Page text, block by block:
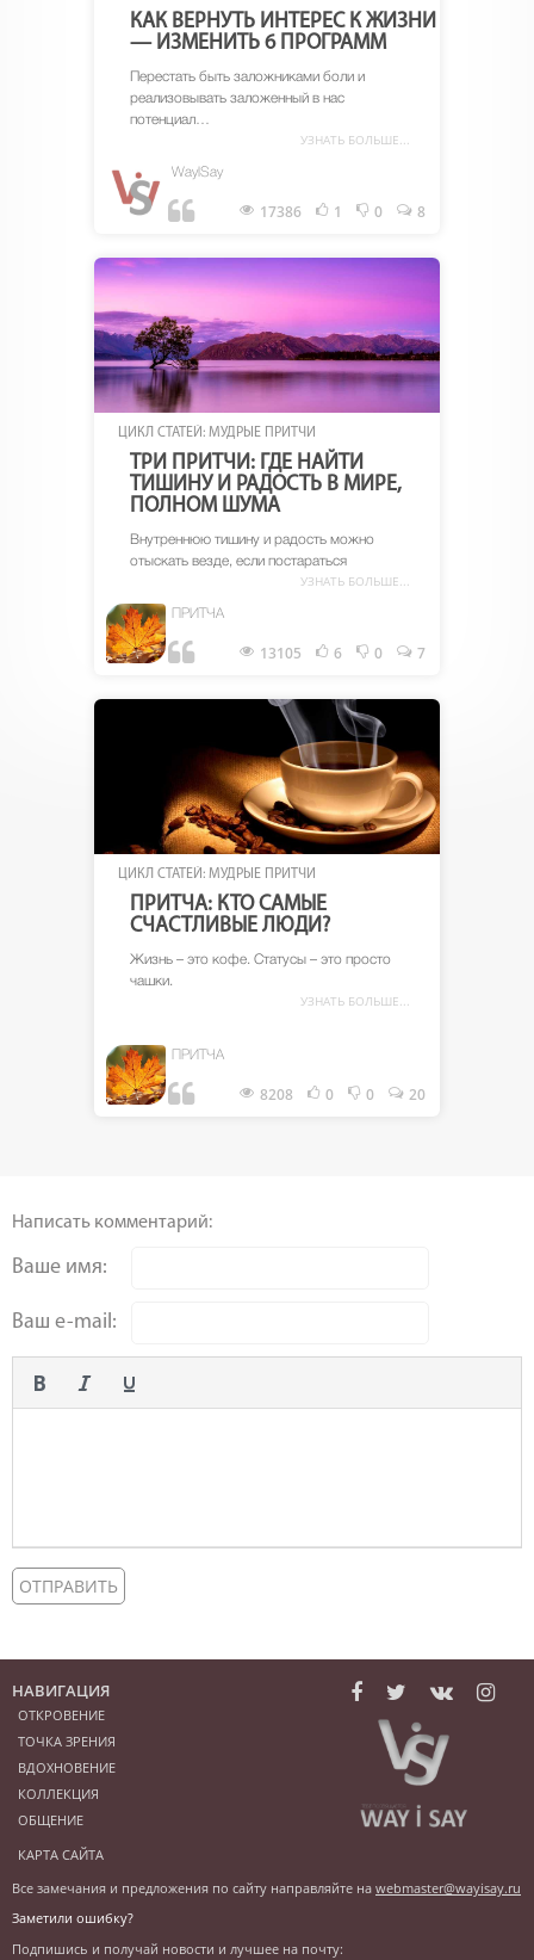
КАК ВЕРНУТЬ ИНТЕРЕС К ЖИЗНИ
— ИЗМЕНИТЬ 6 ПРОГРАММ
Перестать быть заложниками боли и
реализовывать заложенный в нас
потенциал…
УЗНАТЬ БОЛЬШЕ...
WayISay
17386 1 0 8
ЦИКЛ СТАТЕЙ: МУДРЫЕ ПРИТЧИ
ТРИ ПРИТЧИ: ГДЕ НАЙТИ
ТИШИНУ И РАДОСТЬ В МИРЕ,
ПОЛНОМ ШУМА
Внутреннюю тишину и радость можно
отыскать везде, если постараться
УЗНАТЬ БОЛЬШЕ...
ПРИТЧА
13105 6 0 7
ЦИКЛ СТАТЕЙ: МУДРЫЕ ПРИТЧИ
ПРИТЧА: КТО САМЫЕ
СЧАСТЛИВЫЕ ЛЮДИ?
Жизнь – это кофе. Статусы – это просто
чашки.
УЗНАТЬ БОЛЬШЕ...
ПРИТЧА
8208 0 0 20
Написать комментарий:
Ваше имя:
Ваш e-mail:
НАВИГАЦИЯ
ОТКРОВЕНИЕ
ТОЧКА ЗРЕНИЯ
ВДОХНОВЕНИЕ
КОЛЛЕКЦИЯ
ОБЩЕНИЕ
КАРТА САЙТА
Все замечания и предложения по сайту направляйте на webmaster@wayisay.ru
Заметили ошибку?
Выделите ее и нажмите
Подпишись и получай новости и лучшее на почту: